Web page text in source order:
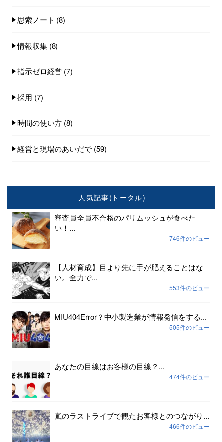
思索ノート (8)
情報収集 (8)
指示ゼロ経営 (7)
採用 (7)
時間の使い方 (8)
経営と現場のあいだで (59)
人気記事(トータル)
審査員全員不合格のパリムッシュが食べた
い！...
746件のビュー
【人材育成】目より先に手が肥えることはな
い。全力で...
553件のビュー
MIU404Error？中小製造業が情報発信をする...
505件のビュー
あなたの目線はお客様の目線？...
474件のビュー
嵐のラストライブで観たお客様とのつながり...
466件のビュー